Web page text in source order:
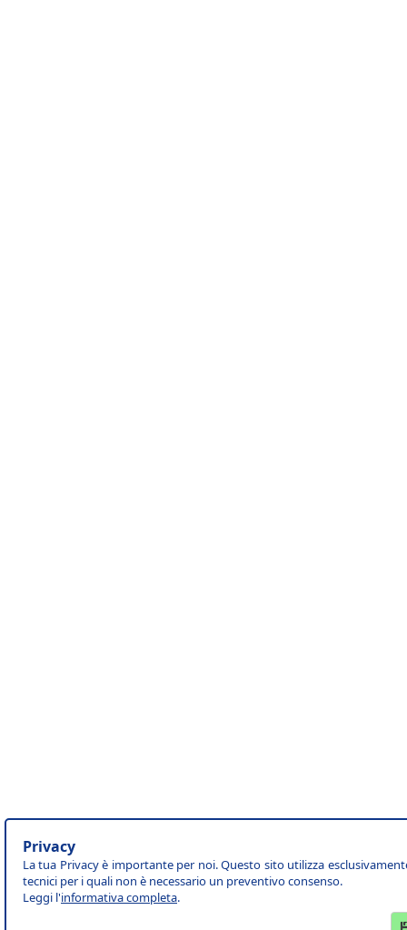
Privacy
La tua Privacy è importante per noi. Questo sito utilizza
tecnici per i quali non è necessario un preventivo consenso.
Leggi l'informativa completa.